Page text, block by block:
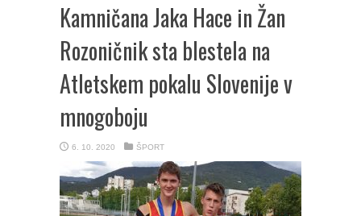
Kamničana Jaka Hace in Žan
Rozoničnik sta blestela na
Atletskem pokalu Slovenije v
mnogoboju
6. 10. 2020 ŠPORT